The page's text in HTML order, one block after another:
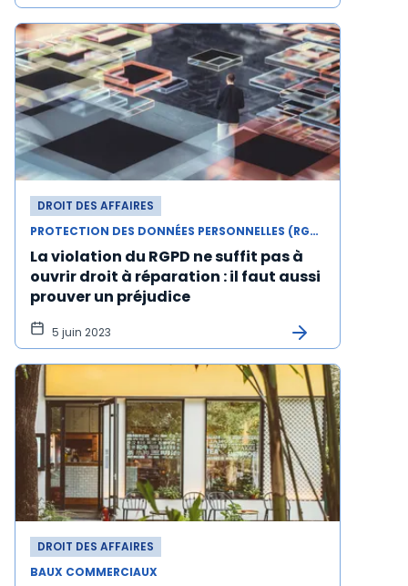
DROIT DES AFFAIRES
PROTECTION DES DONNÉES PERSONNELLES (RGPD)
La violation du RGPD ne suffit pas à
ouvrir droit à réparation : il faut aussi
prouver un préjudice
5 juin 2023
DROIT DES AFFAIRES
BAUX COMMERCIAUX